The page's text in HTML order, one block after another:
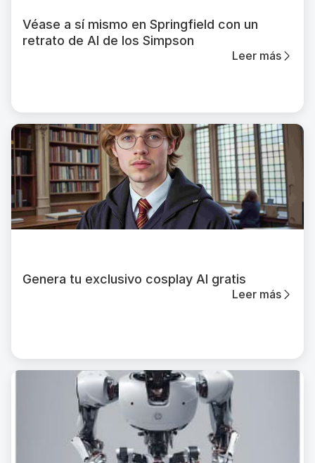
Véase a sí mismo en Springfield con un
retrato de AI de los Simpson
Leer más
Genera tu exclusivo cosplay AI gratis
Leer más